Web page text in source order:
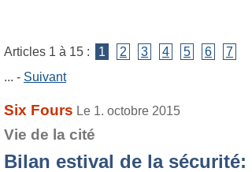
Articles 1 à 15 : 1 2 3 4 5 6
7
... - Suivant
Six Fours Le 1. octobre 2015
Vie de la cité
Bilan estival de la sécurité: